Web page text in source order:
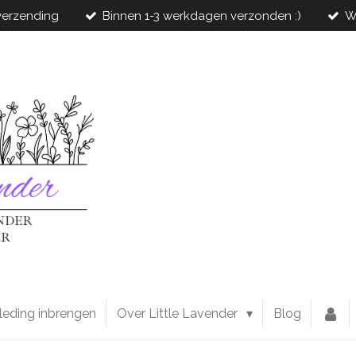
Binnen 1-3 werkdagen verzonden :)
inbrengen Over Little Lavender Blog